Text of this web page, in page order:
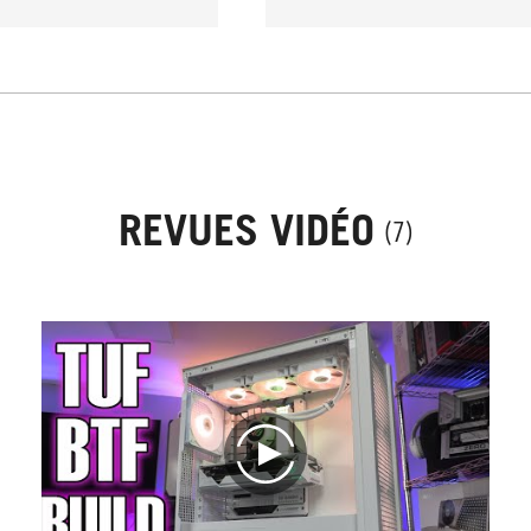
REVUES VIDÉO (7)
play